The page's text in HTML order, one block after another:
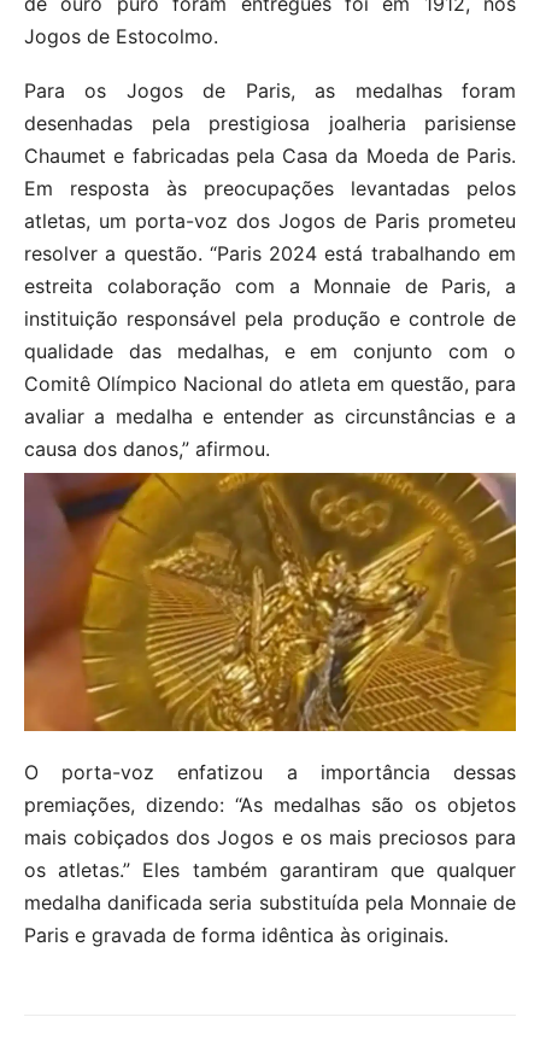
Jogos de Estocolmo.
Para os Jogos de Paris, as medalhas foram
desenhadas pela prestigiosa joalheria parisiense
Chaumet e fabricadas pela Casa da Moeda de Paris.
Em resposta às preocupações levantadas pelos
atletas, um porta-voz dos Jogos de Paris prometeu
resolver a questão. “Paris 2024 está trabalhando em
estreita colaboração com a Monnaie de Paris, a
instituição responsável pela produção e controle de
qualidade das medalhas, e em conjunto com o
Comitê Olímpico Nacional do atleta em questão, para
avaliar a medalha e entender as circunstâncias e a
causa dos danos,” afirmou.
O porta-voz enfatizou a importância dessas
premiações, dizendo: “As medalhas são os objetos
mais cobiçados dos Jogos e os mais preciosos para
os atletas.” Eles também garantiram que qualquer
medalha danificada seria substituída pela Monnaie de
Paris e gravada de forma idêntica às originais.